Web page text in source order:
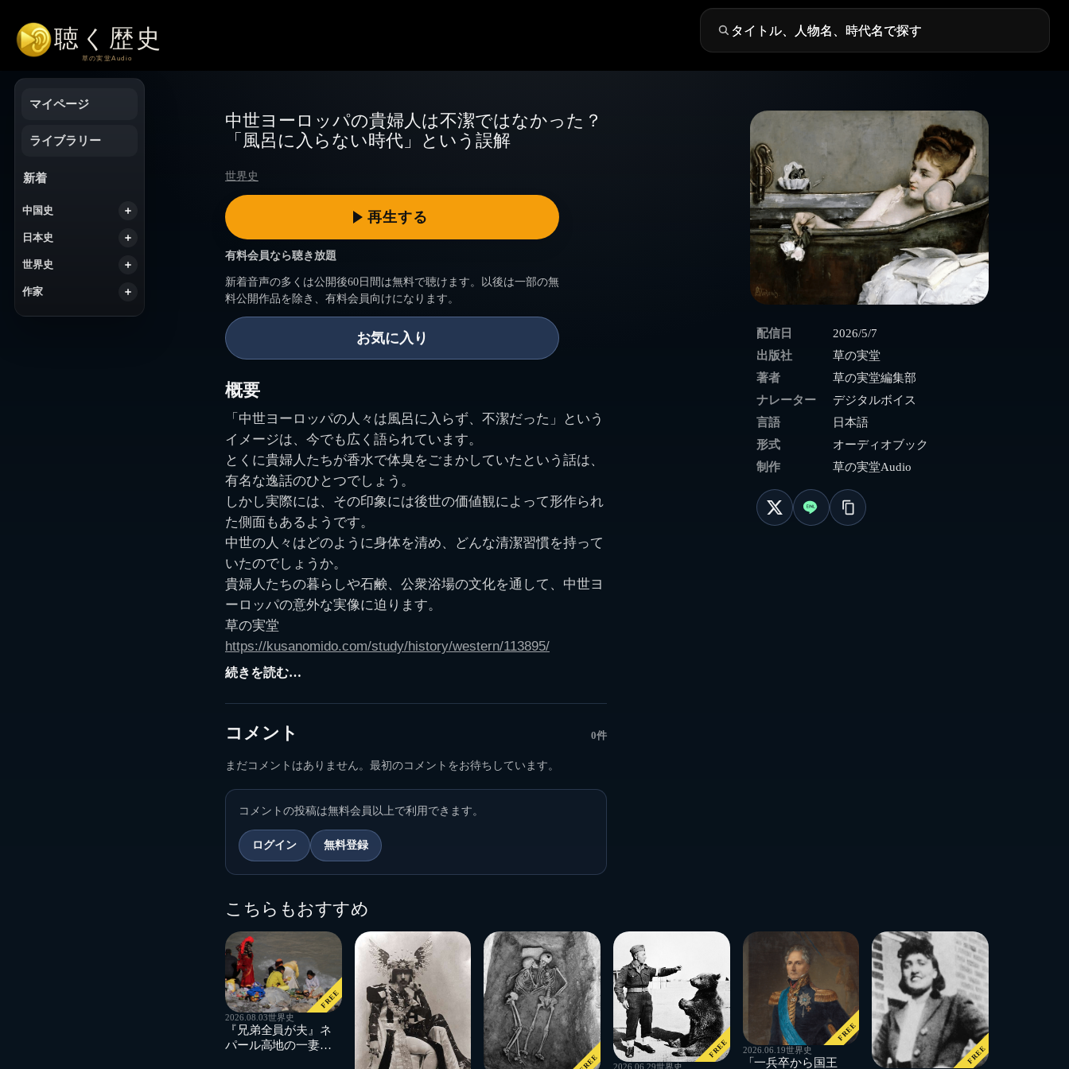
探
マイページ
ライブラリー
新着
中国史
日本史
世界史
作家
中世ヨーロッパの貴婦人は不潔ではなかった？
「風呂に入らない時代」という誤解
世界史
有料会員なら聴き放題
新着音声の多くは公開後60日間は無料で聴けます。以後は一部の無
料公開作品を除き、有料会員向けになります。
お気に入り
概要
「中世ヨーロッパの人々は風呂に入らず、不潔だった」という
イメージは、今でも広く語られています。
とくに貴婦人たちが香水で体臭をごまかしていたという話は、
有名な逸話のひとつでしょう。
しかし実際には、その印象には後世の価値観によって形作られ
た側面もあるようです。
中世の人々はどのように身体を清め、どんな清潔習慣を持って
いたのでしょうか。
貴婦人たちの暮らしや石鹸、公衆浴場の文化を通して、中世ヨ
ーロッパの意外な実像に迫ります。
草の実堂
https://kusanomido.com/study/history/western/113895/
続きを読む…
コメント 0件
まだコメントはありません。最初のコメントをお待ちしています。
コメントの投稿は無料会員以上で利用できます。
ログイン 無料登録
配信日
2026/5/7
出版社
草の実堂
著者
草の実堂編集部
ナレーター
デジタルボイス
言語
日本語
形式
オーディオブック
制作
草の実堂Audio
こちらもおすすめ
FREE
2026.08.03世界史
『兄弟全員が夫』ネ
パール高地の一妻多
FREE
FREE
2026.06.29世界史
FREE
2026.06.19世界史
「一兵卒から国王 FREE